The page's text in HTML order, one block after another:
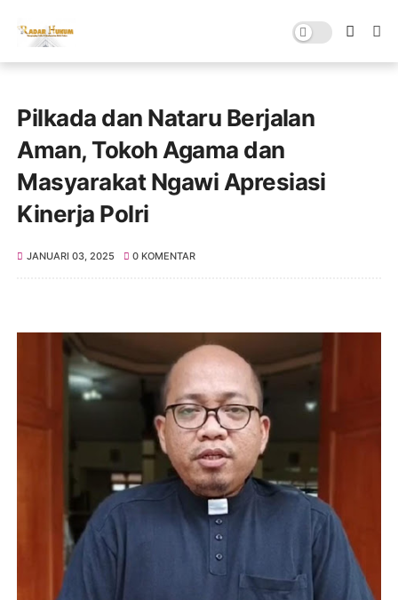
Pilkada dan Nataru Berjalan
Aman, Tokoh Agama dan
Masyarakat Ngawi Apresiasi
Kinerja Polri
JANUARI 03, 2025 0 KOMENTAR